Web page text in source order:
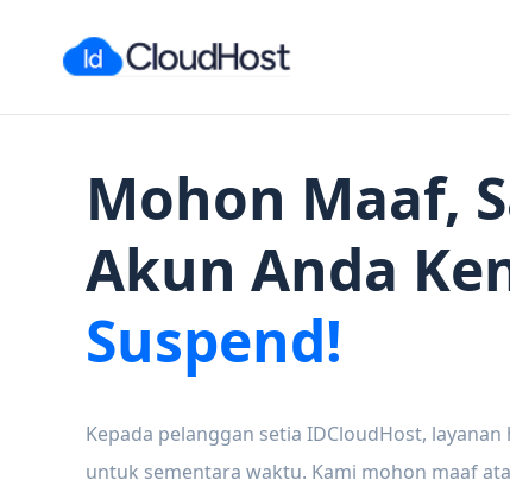
Mohon Maaf,
Akun Anda
Suspend!
Kepada pelanggan setia IDCloudHost,
untuk sementara waktu. Kami mohon maaf